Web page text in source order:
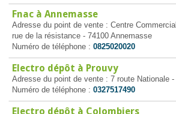
Fnac à Annemasse
Adresse du point de vente : Centre
rue de la résistance - 74100 Annemasse
Numéro de téléphone : 0825020020
Electro dépôt à Prouvy
Adresse du point de vente : 7 route Nationale
Numéro de téléphone : 0327517490
Electro dépôt à Colombiers